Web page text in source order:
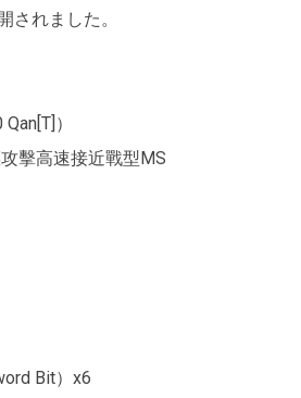
されました。
）
擊高速接近戰型MS
Bit）x6